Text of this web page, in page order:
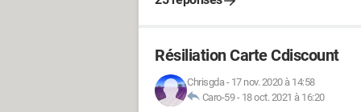
Résiliation Carte Cdiscount
Chrisgda- 17 nov. 2020 à 14:58
Caro-59- 18 oct. 2021 à 16:20